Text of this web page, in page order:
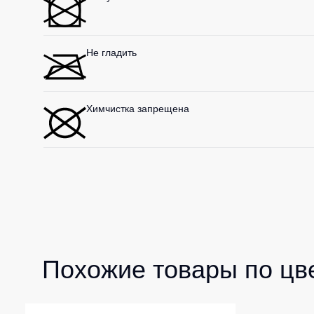
Не гладить
Химчистка запрещена
Похожие товары по